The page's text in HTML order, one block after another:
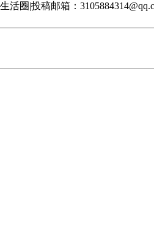
活圈|投稿邮箱：